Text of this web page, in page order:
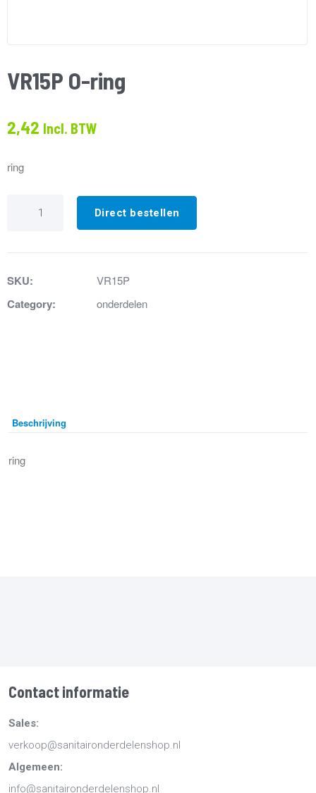
VR15P O-ring
2,42 Incl. BTW
ring
Direct bestellen
SKU: VR15P
Category: onderdelen
Beschrijving
ring
Contact informatie
Sales:
verkoop@sanitaironderdelenshop.nl
Algemeen:
info@sanitaironderdelenshop.nl